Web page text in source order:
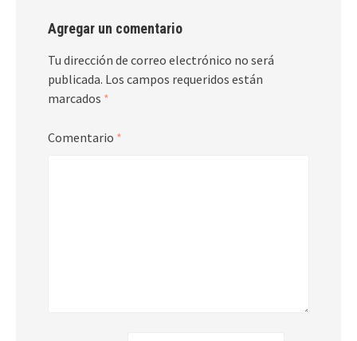
Agregar un comentario
Tu dirección de correo electrónico no será
publicada. Los campos requeridos están
marcados *
Comentario *